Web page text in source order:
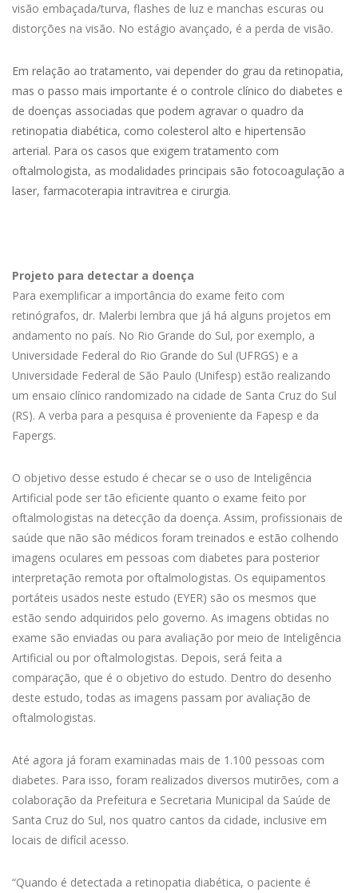
visão embaçada/turva, flashes de luz e manchas escuras ou
distorções na visão. No estágio avançado, é a perda de visão.
Em relação ao tratamento, vai depender do grau da retinopatia,
mas o passo mais importante é o controle clínico do diabetes e
de doenças associadas que podem agravar o quadro da
retinopatia diabética, como colesterol alto e hipertensão
arterial. Para os casos que exigem tratamento com
oftalmologista, as modalidades principais são fotocoagulação a
laser, farmacoterapia intravitrea e cirurgia.
Projeto para detectar a doença
Para exemplificar a importância do exame feito com
retinógrafos, dr. Malerbi lembra que já há alguns projetos em
andamento no país. No Rio Grande do Sul, por exemplo, a
Universidade Federal do Rio Grande do Sul (UFRGS) e a
Universidade Federal de São Paulo (Unifesp) estão realizando
um ensaio clínico randomizado na cidade de Santa Cruz do Sul
(RS). A verba para a pesquisa é proveniente da Fapesp e da
Fapergs.
O objetivo desse estudo é checar se o uso de Inteligência
Artificial pode ser tão eficiente quanto o exame feito por
oftalmologistas na detecção da doença. Assim, profissionais de
saúde que não são médicos foram treinados e estão colhendo
imagens oculares em pessoas com diabetes para posterior
interpretação remota por oftalmologistas. Os equipamentos
portáteis usados neste estudo (EYER) são os mesmos que
estão sendo adquiridos pelo governo. As imagens obtidas no
exame são enviadas ou para avaliação por meio de Inteligência
Artificial ou por oftalmologistas. Depois, será feita a
comparação, que é o objetivo do estudo. Dentro do desenho
deste estudo, todas as imagens passam por avaliação de
oftalmologistas.
Até agora já foram examinadas mais de 1.100 pessoas com
diabetes. Para isso, foram realizados diversos mutirões, com a
colaboração da Prefeitura e Secretaria Municipal da Saúde de
Santa Cruz do Sul, nos quatro cantos da cidade, inclusive em
locais de difícil acesso.
“Quando é detectada a retinopatia diabética, o paciente é